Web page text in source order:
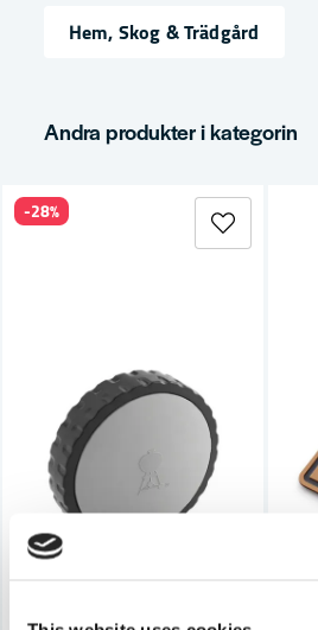
Namn
Ja, ni får publicera min fråga
Skicka fråga
Hem, Skog & Trädgård
Andra produkter i kategorin
-28%